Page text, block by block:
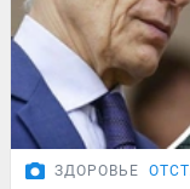
ЗДОРОВЬЕ